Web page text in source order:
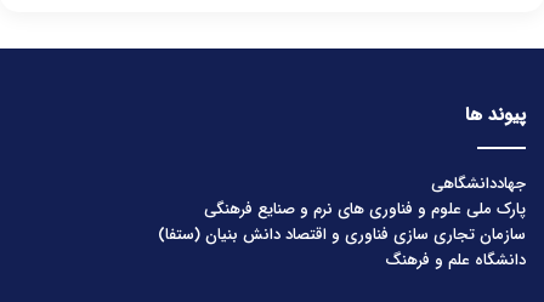
پیوند ها
جهاددانشگاهی
پارک ملی علوم و فناوری های نرم و صنایع فرهنگی
سازمان تجاری سازی فناوری و اقتصاد دانش بنیان (ستفا)
دانشگاه علم و فرهنگ